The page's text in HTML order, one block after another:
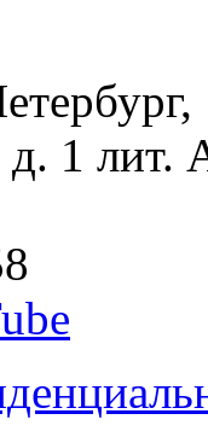
д. 1 лит.